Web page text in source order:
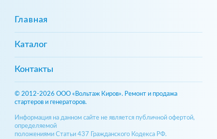
Главная
Каталог
Контакты
© 2012-2026 ООО «Вольтаж Киров». Ремонт и продажа
стартеров и генераторов.
Информация на данном сайте не является публичной офертой,
определяемой
положениями Статьи 437 Гражданского Кодекса РФ.